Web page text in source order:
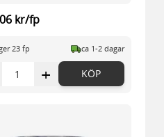
kr/fp
23 fp ca 1-2 dagar
+ KÖP